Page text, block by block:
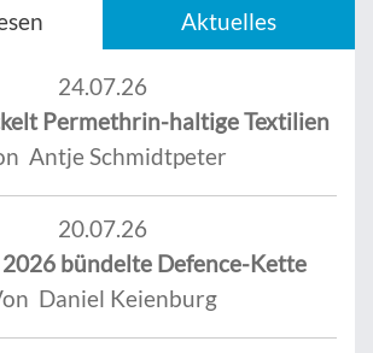
Aktuelles
24.07.26
Permethrin-haltige Textilien
Antje Schmidtpeter
20.07.26
bündelte Defence-Kette
Daniel Keienburg